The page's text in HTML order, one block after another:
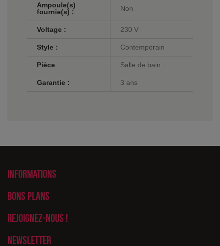
Ampoule(s)
fournie(s) :
Non
Voltage : 230 V
Style : Contemporain
Pièce Salle de bain
Garantie : 3 ans
Informations
Bons plans
Rejoignez-nous !
Newsletter